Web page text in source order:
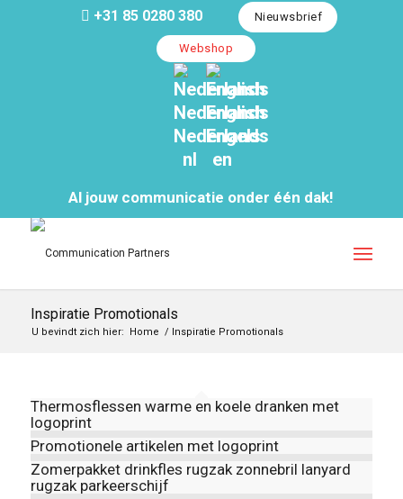
+31 85 0280 380 Nieuwsbrief
Webshop
Nederlands
Nederlands
nl
English
Engels
en
Al jouw communicatie onder één dak!
Inspiratie Promotionals
U bevindt zich hier: Home / Inspiratie Promotionals
Thermosflessen warme en koele dranken met
logoprint
Promotionele artikelen met logoprint
Zomerpakket drinkfles rugzak zonnebril lanyard
rugzak parkeerschijf